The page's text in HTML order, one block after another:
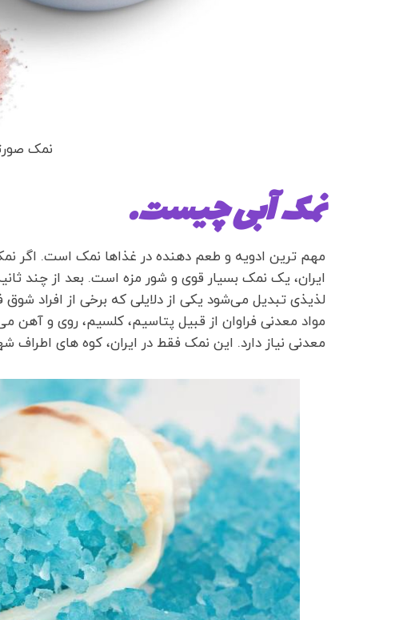
نمک
نمک آبی چیست.
مهم ترین ادویه و طعم دهنده در غذاها نمک است. اگر
ایران، یک نمک بسیار قوی و شور مزه است. بعد از چند
لذیذی تبدیل می‌شود یکی از دلایلی که برخی از افراد شوق
مواد معدنی فراوان از قبیل پتاسیم، کلسیم، روی و آهن
معدنی نیاز دارد. این نمک فقط در ایران، کوه های